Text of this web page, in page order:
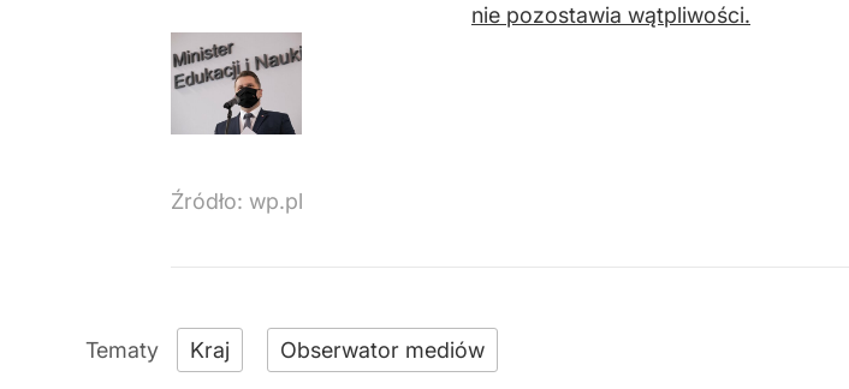
nie pozostawia wątpliwości.
Źródło: wp.pl
Kraj Obserwator mediów